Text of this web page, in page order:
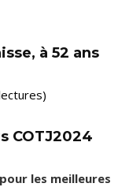
à 52 ans
COTJ2024
les meilleures